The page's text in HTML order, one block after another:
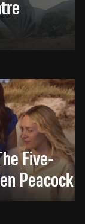
Five-
Peacock